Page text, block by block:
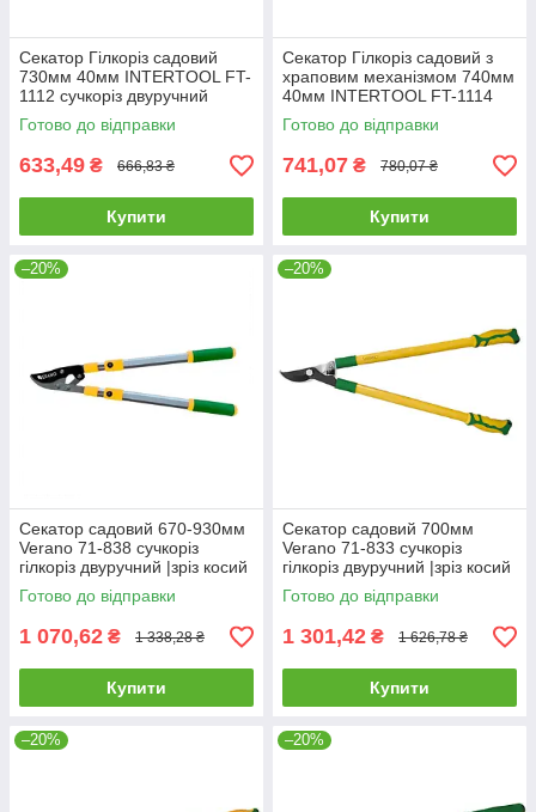
Секатор Гілкоріз садовий
730мм 40мм INTERTOOL FT-
1112 сучкоріз двуручний
телескопічний
Готово до відправки
633,49 ₴ 666,83 ₴
Купити
Секатор Гілкоріз садовий з
храповим механізмом 740мм
40мм INTERTOOL FT-1114
сучкоріз двуручний
Готово до відправки
741,07 ₴ 780,07 ₴
Купити
–20%
Секатор садовий 670-930мм
Verano 71-838 сучкоріз
гілкоріз двуручний |зріз косий
45мм для дерев винограда
кущів гілок квітів
Готово до відправки
1 070,62 ₴ 1 338,28 ₴
Купити
–20%
Секатор садовий 700мм
Verano 71-833 сучкоріз
гілкоріз двуручний |зріз косий
35мм для дерев винограда
кущів гілок квітів
Готово до відправки
1 301,42 ₴ 1 626,78 ₴
Купити
–20% –20%